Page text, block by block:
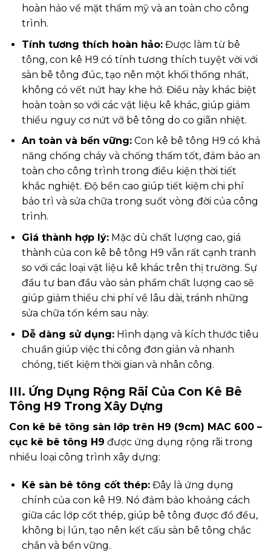
hoàn hảo về mặt thẩm mỹ và an toàn cho công
trình.
Tính tương thích hoàn hảo:Được làm từ bê
tông, con kê H9 có tính tương thích tuyệt vời với
sàn bê tông đúc, tạo nên một khối thống nhất,
không có vết nứt hay khe hở. Điều này khác biệt
hoàn toàn so với các vật liệu kê khác, giúp giảm
thiểu nguy cơ nứt vỡ bê tông do co giãn nhiệt.
An toàn và bền vững:Con kê bê tông H9 có khả
năng chống cháy và chống thấm tốt, đảm bảo an
toàn cho công trình trong điều kiện thời tiết
khắc nghiệt. Độ bền cao giúp tiết kiệm chi phí
bảo trì và sửa chữa trong suốt vòng đời của công
trình.
Giá thành hợp lý:Mặc dù chất lượng cao, giá
thành của con kê bê tông H9 vẫn rất cạnh tranh
so với các loại vật liệu kê khác trên thị trường. Sự
đầu tư ban đầu vào sản phẩm chất lượng cao sẽ
giúp giảm thiểu chi phí về lâu dài, tránh những
sửa chữa tốn kém sau này.
Dễ dàng sử dụng:Hình dạng và kích thước tiêu
chuẩn giúp việc thi công đơn giản và nhanh
chóng, tiết kiệm thời gian và nhân công.
III. Ứng Dụng Rộng Rãi Của Con Kê Bê
Tông H9 Trong Xây Dựng
Con kê bê tông sàn lớp trên H9 (9cm) MAC 600 –
cục kê bê tông H9 được ứng dụng rộng rãi trong
nhiều loại công trình xây dựng:
Kê sàn bê tông cốt thép:Đây là ứng dụng
chính của con kê H9. Nó đảm bảo khoảng cách
giữa các lớp cốt thép, giúp bê tông được đổ đều,
không bị lún, tạo nên kết cấu sàn bê tông chắc
chắn và bền vững.